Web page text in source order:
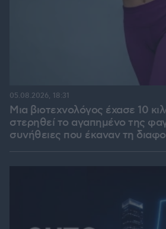
Μια βιοτεχνολόγος έχασε 10
στερηθεί το αγαπημένο της
συνήθειες που έκαναν τη
05.08.2026, 18:31